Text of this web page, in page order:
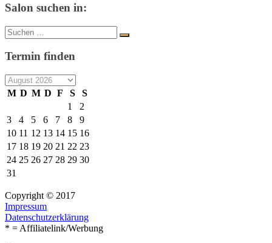
Salon suchen in:
Suche
nach:
Suchen
Termin finden
M D M D F S
S
1
2
3
4 5 6 7 8
9
10 11 12 13 14 15 16
17 18 19 20 21 22 23
24 25 26 27 28 29 30
31
Copyright © 2017
Impressum
Datenschutzerklärung
* = Affiliatelink/Werbung